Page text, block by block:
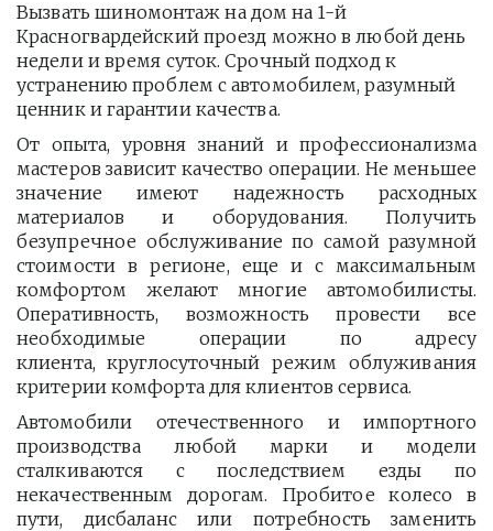
Вызвать шиномонтаж на дом на 1-й
Красногвардейский проезд можно в любой день
недели и время суток. Срочный подход к
устранению проблем с автомобилем, разумный
ценник и гарантии качества.
От опыта, уровня знаний и профессионализма
мастеров зависит качество операции. Не меньшее
значение имеют надежность расходных
материалов и оборудования. Получить
безупречное обслуживание по самой разумной
стоимости в регионе, еще и с максимальным
комфортом желают многие автомобилисты.
Оперативность, возможность провести все
необходимые операции по адресу
клиента, круглосуточный режим облуживания
критерии комфорта для клиентов сервиса.
Автомобили отечественного и импортного
производства любой марки и модели
сталкиваются с последствием езды по
некачественным дорогам. Пробитое колесо в
пути, дисбаланс или потребность заменить